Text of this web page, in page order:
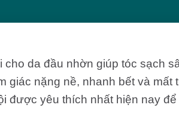
cho da đầu nhờn giúp tóc sạch
giác nặng nề, nhanh bết và mất
được yêu thích nhất hiện nay